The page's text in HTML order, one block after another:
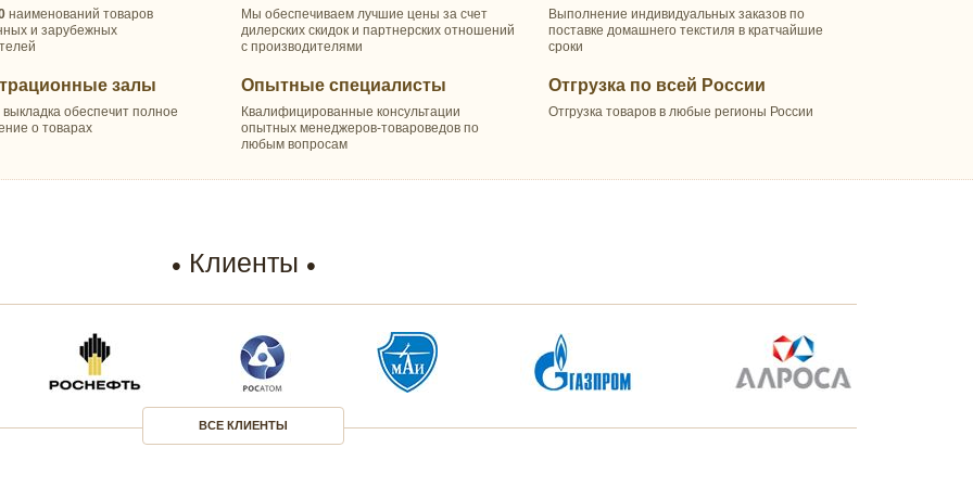
наименований товаров
и зарубежных
залы
обеспечит полное
о товарах
Мы обеспечиваем лучшие цены за счет
дилерских скидок и партнерских отношений
с производителями
Опытные специалисты
Квалифицированные консультации
опытных менеджеров-товароведов по
любым вопросам
Выполнение индивидуальных заказов по
поставке домашнего текстиля в кратчайшие
сроки
Отгрузка по всей России
Отгрузка товаров в любые регионы России
Клиенты
ВСЕ КЛИЕНТЫ